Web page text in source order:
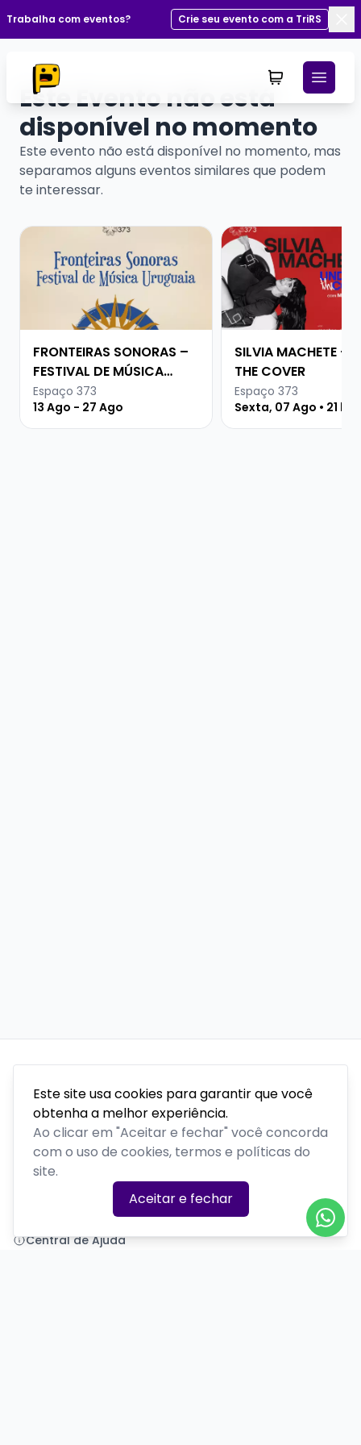
Este site usa cookies para garantir que você
obtenha a melhor experiência.
Ao clicar em "Aceitar e fechar" você concorda
com o uso de cookies, termos e políticas do
site.
Aceitar e fechar
Trabalha com eventos?
Crie seu evento com a TriRS
Este Evento não está
disponível no momento
Este evento não está disponível no momento, mas
separamos alguns eventos similares que podem
te interessar.
Veja mais sobre FRONTEIRAS SONORAS – FESTIVAL
FRONTEIRAS SONORAS –
FESTIVAL DE MÚSICA
URUGUAIA
Espaço 373
13 Ago - 27 Ago
Veja mais sobre
SILVIA MACHETE -
THE COVER
Espaço 373
Sexta, 07 Ago • 21
Polenta Comedy
PLATAFORMA POR
Precisa de ajuda?
+55 (54) 99377-7581
Central de Ajuda